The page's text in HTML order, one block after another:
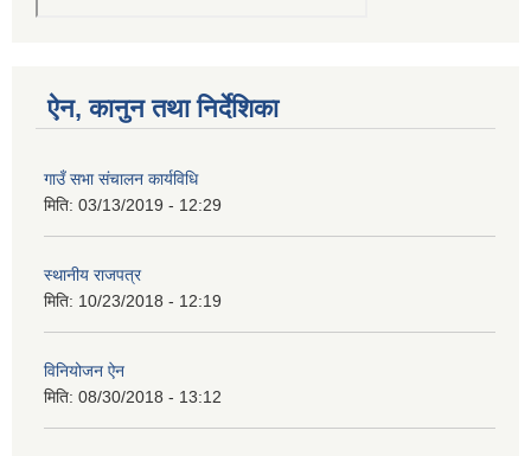
ऐन, कानुन तथा निर्देशिका
गाउँ सभा संचालन कार्यविधि
मिति: 03/13/2019 - 12:29
स्थानीय राजपत्र
मिति: 10/23/2018 - 12:19
विनियोजन ऐन
मिति: 08/30/2018 - 13:12